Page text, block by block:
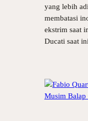
yang lebih
membatasi
ekstrim saat
Ducati saat